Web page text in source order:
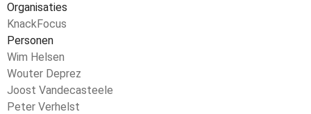
Organisaties
KnackFocus
Personen
Wim Helsen
Wouter Deprez
Joost Vandecasteele
Peter Verhelst